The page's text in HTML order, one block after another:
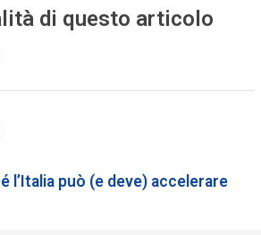
di questo articolo
l’Italia può (e deve) accelerare